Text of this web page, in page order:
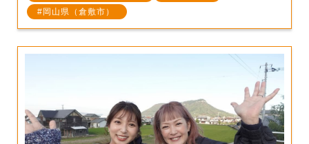
岡山県（倉敷市）